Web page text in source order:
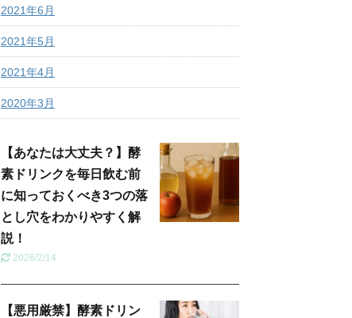
2021年6月
2021年5月
2021年4月
2020年3月
【あなたは大丈夫？】酵
素ドリンクを毎日飲む前
に知っておくべき3つの落
とし穴をわかりやすく解
説！
2026/2/14
【悪用厳禁】酵素ドリン